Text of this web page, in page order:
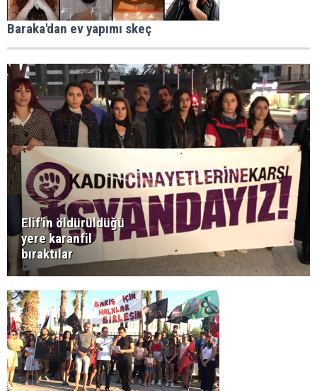
Baraka'dan ev yapımı skeç
Elif'in öldürüldüğü
yere karanfil
bıraktılar